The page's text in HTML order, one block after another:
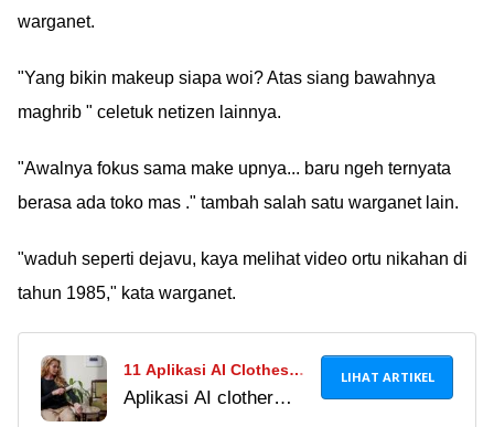
warganet.
"Yang bikin makeup siapa woi? Atas siang bawahnya
maghrib " celetuk netizen lainnya.
"Awalnya fokus sama make upnya... baru ngeh ternyata
berasa ada toko mas ." tambah salah satu warganet lain.
"waduh seperti dejavu, kaya melihat video ortu nikahan di
tahun 1985," kata warganet.
11 Aplikasi AI Clothes
Remover Terbaik 2024,
Aplikasi AI clother
LIHAT ARTIKEL